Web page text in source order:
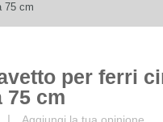
75 cm
per ferri
75 cm
|